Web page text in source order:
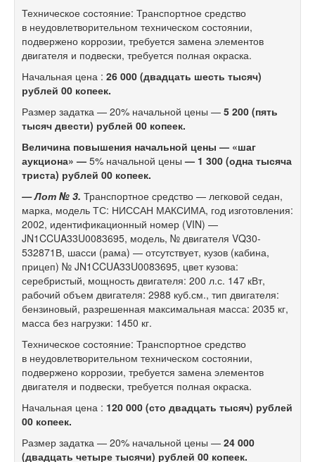
Техническое состояние: Транспортное средство
в неудовлетворительном техническом состоянии,
подвержено коррозии, требуется замена элементов
двигателя и подвески, требуется полная окраска.
Начальная цена : 26 000 (двадцать шесть тысяч)
рублей 00 копеек.
Размер задатка — 20% начальной цены — 5 200 (пять
тысяч двести) рублей 00 копеек.
Величина повышения начальной цены — «шаг
аукциона» — 5% начальной цены — 1 300 (одна тысяча
триста) рублей 00 копеек.
— Лот № 3. Транспортное средство — легковой седан,
марка, модель ТС: НИССАН МАКСИМА, год изготовления:
2002, идентификационный номер (VIN) —
JN1CCUA33U0083695, модель, № двигателя VQ30-
532871В, шасси (рама) — отсутствует, кузов (кабина,
прицеп) № JN1CCUA33U0083695, цвет кузова:
серебристый, мощность двигателя: 200 л.с. 147 кВт,
рабочий объем двигателя: 2988 куб.см., тип двигателя:
бензиновый, разрешенная максимальная масса: 2035 кг,
масса без нагрузки: 1450 кг.
Техническое состояние: Транспортное средство
в неудовлетворительном техническом состоянии,
подвержено коррозии, требуется замена элементов
двигателя и подвески, требуется полная окраска.
Начальная цена : 120 000 (сто двадцать тысяч) рублей
00 копеек.
Размер задатка — 20% начальной цены — 24 000
(двадцать четыре тысячи) рублей 00 копеек.